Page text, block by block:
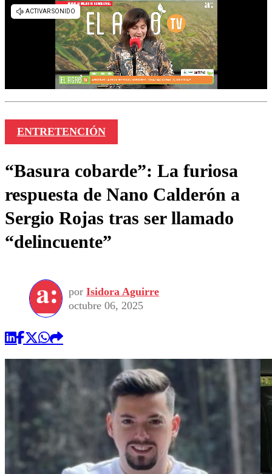
ENTRETENCIÓN
“Basura cobarde”: La furiosa
respuesta de Nano Calderón a
Sergio Rojas tras ser llamado
“delincuente”
por Isidora Aguirre
octubre 06, 2025